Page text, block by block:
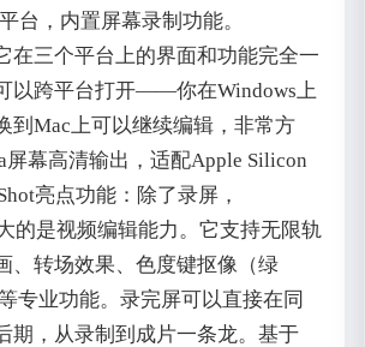
台，内置屏幕录制功能。
在三个平台上的界面和功能完全一
以跨平台打开——你在Windows上
到Mac上可以继续编辑，非常方
屏幕高清输出，适配Apple Silicon
亮点功能：除了录屏，
的是视频编辑能力。它支持无限轨
、转场效果、色度键抠像（绿
专业功能。录完屏可以直接在同
期，从录制到成片一条龙。基于